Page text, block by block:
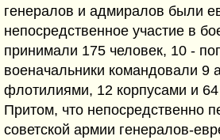
генералов и адмиралов были
непосредственное участие в
принимали 175 человек, 10 -
военачальники командовали 9
флотилиями, 12 корпусами и
Притом, что непосредственно
советской армии генералов-